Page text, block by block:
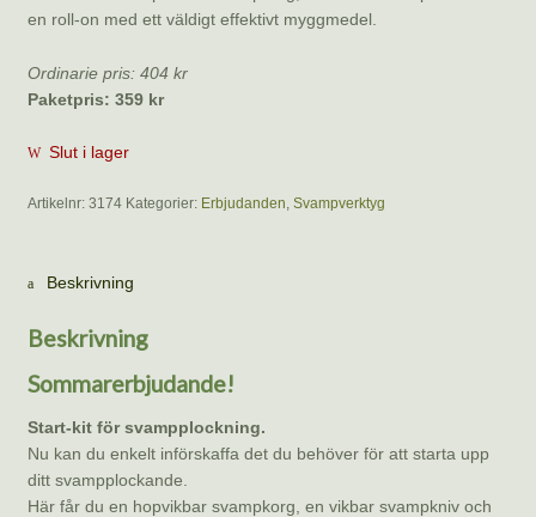
en roll-on med ett väldigt effektivt myggmedel.
Ordinarie pris: 404 kr
Paketpris: 359 kr
Slut i lager
Artikelnr: 3174 Kategorier: Erbjudanden, Svampverktyg
Beskrivning
Beskrivning
Sommarerbjudande!
Start-kit för svampplockning.
Nu kan du enkelt införskaffa det du behöver för att starta upp
ditt svampplockande.
Här får du en hopvikbar svampkorg, en vikbar svampkniv och